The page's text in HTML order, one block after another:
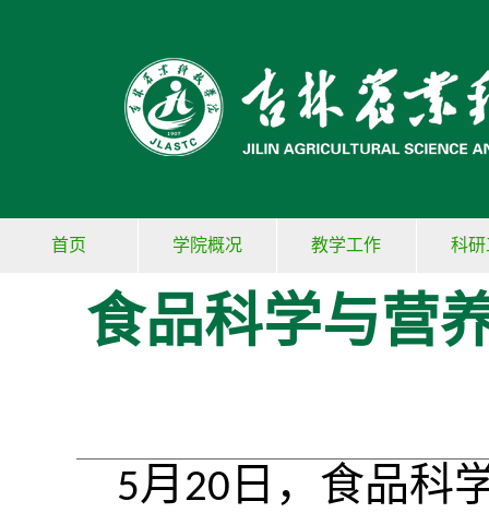
首页 学院概况 教学工作 科
食品科学与营
5月 20 日，食品科